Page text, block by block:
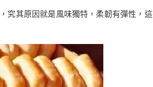
究其原因就是風味獨特，柔韌有彈性，